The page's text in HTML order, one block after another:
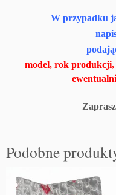
W przypadku
model, rok produkcji,
Podobne